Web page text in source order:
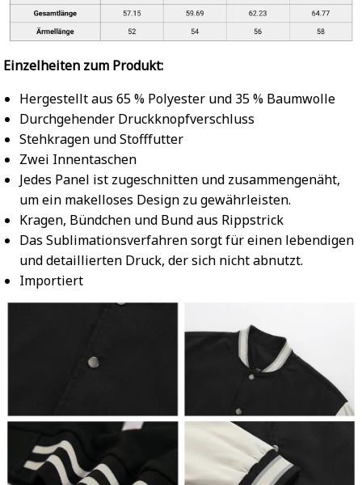
Einzelheiten zum Produkt:
Hergestellt aus 65 % Polyester und 35 % Baumwolle
Durchgehender Druckknopfverschluss
Stehkragen und Stofffutter
Zwei Innentaschen
Jedes Panel ist zugeschnitten und zusammengenäht,
um ein makelloses Design zu gewährleisten.
Kragen, Bündchen und Bund aus Rippstrick
Das Sublimationsverfahren sorgt für einen lebendigen
und detaillierten Druck, der sich nicht abnutzt.
Importiert